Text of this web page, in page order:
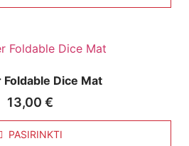
Foldable Dice Mat
13,00 €
PASIRINKTI